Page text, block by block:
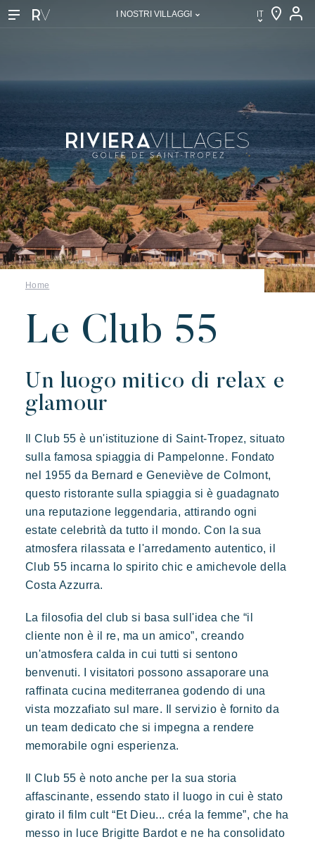
IT
FR
DE
NL
I NOSTRI VILLAGGI
I nostri villaggi
Esotico Radioso Indimenticabile
Lodge di ispirazione polinesiana, una vista incredibile su Saint
Tropez, una posizione eccezionale.
Kon Tiki
Festoso Paradiso tropicale Evasione
Le famose Tiki Huttes, un ambiente idilliaco e un servizio
Toison d'or
Scoprire Riviera Villages
L'arte dell'ospitalità
L'atmosfera dei villaggi
Le vostre prossime vacanze
Divertirsi in famiglia
Prendersi il tempo
Eventi e festival
L'applicazione Riviera Villages
Le nostre offerte
Contattarci
Home
Le Club 55
Un luogo mitico di relax e
glamour
Il Club 55 è un'istituzione di Saint-Tropez, situato
sulla famosa spiaggia di Pampelonne. Fondato
nel 1955 da Bernard e Geneviève de Colmont,
questo ristorante sulla spiaggia si è guadagnato
una reputazione leggendaria, attirando ogni
estate celebrità da tutto il mondo. Con la sua
atmosfera rilassata e l'arredamento autentico, il
Club 55 incarna lo spirito chic e amichevole della
Costa Azzurra.
La filosofia del club si basa sull'idea che “il
cliente non è il re, ma un amico”, creando
un'atmosfera calda in cui tutti si sentono
benvenuti. I visitatori possono assaporare una
raffinata cucina mediterranea godendo di una
vista mozzafiato sul mare. Il servizio è fornito da
un team dedicato che si impegna a rendere
memorabile ogni esperienza.
Il Club 55 è noto anche per la sua storia
affascinante, essendo stato il luogo in cui è stato
girato il film cult “Et Dieu... créa la femme”, che ha
messo in luce Brigitte Bardot e ne ha consolidato